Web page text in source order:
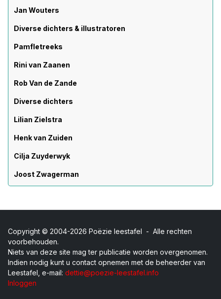
Jan Wouters
Diverse dichters & illustratoren
Pamfletreeks
Rini van Zaanen
Rob Van de Zande
Diverse dichters
Lilian Zielstra
Henk van Zuiden
Cilja Zuyderwyk
Joost Zwagerman
Copyright © 2004-2026 Poëzie leestafel - Alle rechten
voorbehouden.
Niets van deze site mag ter publicatie worden overgenomen.
Indien nodig kunt u contact opnemen met de beheerder van
Leestafel, e-mail: dettie@poezie-leestafel.info
Inloggen